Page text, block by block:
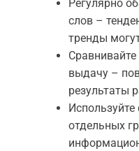
Регулярно
слов –
тренды
выдачу –
результаты
отдельных